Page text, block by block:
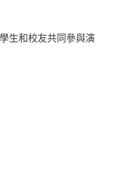
生和校友共同參與演